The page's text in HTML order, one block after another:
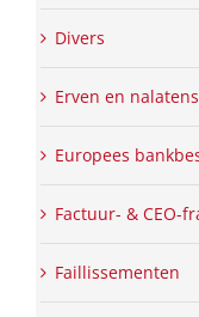
Divers
Erven en
Europees
Factuur- & CEO-
Faillissementen